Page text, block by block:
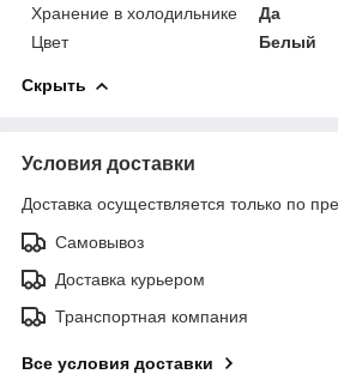
Хранение в холодильнике
Да
Цвет
Белый
Скрыть
Условия доставки
Доставка осуществляется только по
Самовывоз
Доставка курьером
Транспортная компания
Все условия доставки